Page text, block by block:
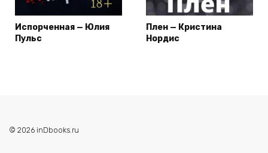
Испорченная — Юлия
Пульс
Плен — Кристина
Нордис
© 2026 inDbooks.ru